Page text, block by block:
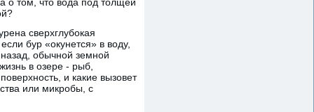
сверхглубокая
бур «окунется» в воду,
обычной земной
в озере - рыб,
и какие вызовет
или микробы, с